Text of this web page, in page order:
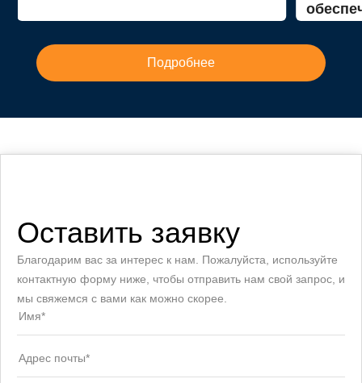
Подробнее
Оставить заявку
Благодарим вас за интерес к нам. Пожалуйста, используйте
контактную форму ниже, чтобы отправить нам свой запрос, и
мы свяжемся с вами как можно скорее.